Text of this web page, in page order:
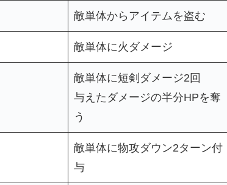
敵単体からアイテムを盗む
敵単体に火ダメージ
敵単体に短剣ダメージ2回
与えたダメージの半分HPを奪
う
敵単体に物攻ダウン2ターン付
与